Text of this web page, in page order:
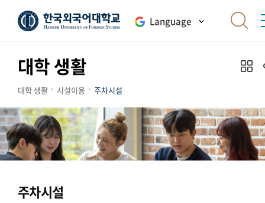
Language
대학 생활
대학 생활 시설이용 주차시설
주차시설